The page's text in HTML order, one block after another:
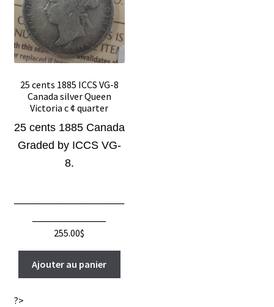
25 cents 1885 ICCS VG-8
Canada silver Queen
Victoria c ¢ quarter
25 cents 1885 Canada
Graded by ICCS VG-
8.
255.00$
Ajouter au panier
?>